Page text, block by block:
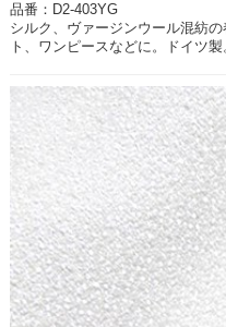
品番：D2-403YG
シルク、ヴァージンウール混紡
ト、ワンピースなどに。ドイツ製